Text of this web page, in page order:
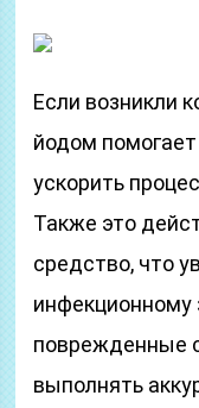
Если возникли
йодом
ускорить
Также это
средство, что
поврежденные
выполнять